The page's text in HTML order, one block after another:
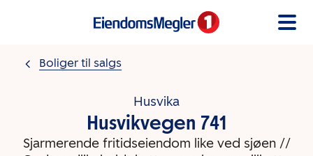
Boliger til salgs
Husvika
Husvikvegen 741
Sjarmerende fritidseiendom like ved sjøen //